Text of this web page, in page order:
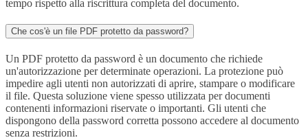
tempo rispetto alla riscrittura completa del documento.
Che cos'è un file PDF protetto da password?
Un PDF protetto da password è un documento che richiede
un'autorizzazione per determinate operazioni. La protezione può
impedire agli utenti non autorizzati di aprire, stampare o modificare
il file. Questa soluzione viene spesso utilizzata per documenti
contenenti informazioni riservate o importanti. Gli utenti che
dispongono della password corretta possono accedere al documento
senza restrizioni.